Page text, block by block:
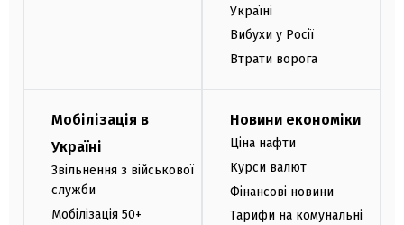
Україні
Вибухи у Росії
Втрати ворога
Мобілізація в
Україні
Звільнення з військової
служби
Мобілізація 50+
Новини економіки
Ціна нафти
Курси валют
Фінансові новини
Тарифи на комунальні